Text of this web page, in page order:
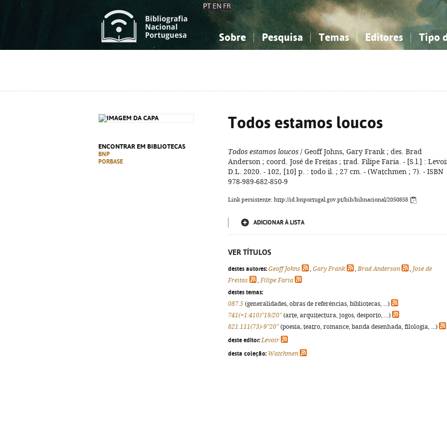
PT EN FR
Sobre Pesquisa Temas Editores Tipo
ENCONTRAR EM BIBLIOTECAS
BNP
PORBASE
Todos estamos loucos
Todos estamos loucos / Geoff Johns, Gary Frank ; des. Brad
Anderson ; coord. José de Freitas ; trad. Filipe Faria. - [S.l.] :
D.L. 2020. - 102, [10] p. : todo il. ; 27 cm. - (Watchmen ; 7). - ISBN
978-989-682-850-9
Link persistente: http://id.bnportugal.gov.pt/bib/bibnacional/2050858
ADICIONAR À LISTA
VER TÍTULOS
destes autores: Geoff Johns , Gary Frank ,Brad Anderson , José de
Freitas
,Filipe Faria
destes temas:
087.5 (generalidades, obras de referências, bibliotecas, ...)
741(=1:410)"19/20"(arte, arquitectura, jogos, desporto, ...)
821.111(73)-9"20"(poesia, teatro, romance, banda desenhada, filologia, ...)
deste editor: Levoir
desta coleção: Watchmen